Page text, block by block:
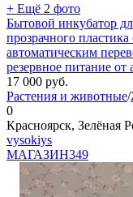
+ Ещё 2 фото
Бытовой инкубатор
прозрачного
автоматическим
резервное питание
17 000 руб.
Растения и животные/
0
Красноярск, Зелёная
vysokiys
МАГАЗИН349